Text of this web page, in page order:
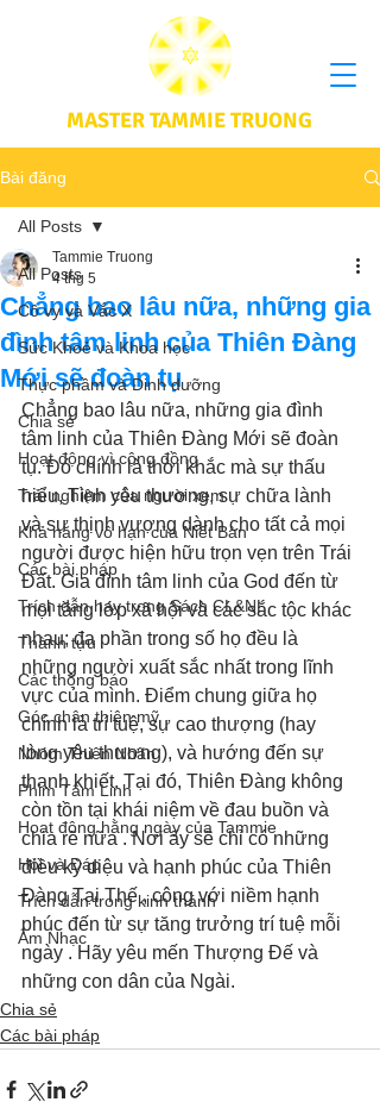
MASTER TAMMIE TRUONG
Bài đăng
All Posts
Cô vy và Vắc X
Sức Khoẻ và Khoa học
Thực phầm và Dinh dưỡng
Chia sẻ
Hoạt động vì cộng đồng
Trải nghiệm của người xem
Khả năng vô hạn của Niết Bàn
Các bài pháp
Trích dẫn hay trong Sách CL&NL
Thành tựu
Các thông báo
Góc chân thiện mỹ
Nhóm Thiên Nhãn
Phim Tâm Linh
Hoạt động hằng ngày của Tammie
Hỏi và Đáp
Trích dẫn trong kinh thánh
Âm Nhạc
All Posts
Chẳng bao lâu nữa, những gia
đình tâm linh của Thiên Đàng
Mới sẽ đoàn tụ
Tammie Truong
4 thg 5
Chẳng bao lâu nữa, những gia đình
tâm linh của Thiên Đàng Mới sẽ đoàn
tụ. Đó chính là thời khắc mà sự thấu
hiểu, Tình yêu thương, sự chữa lành
và sự thịnh vượng dành cho tất cả mọi
người được hiện hữu trọn vẹn trên Trái
Đất. Gia đình tâm linh của God đến từ
mọi tầng lớp xã hội và các sắc tộc khác
nhau; đa phần trong số họ đều là
những người xuất sắc nhất trong lĩnh
vực của mình. Điểm chung giữa họ
chính là trí tuệ, sự cao thượng (hay
lòng yêu thương), và hướng đến sự
thanh khiết. Tại đó, Thiên Đàng không
còn tồn tại khái niệm về đau buồn và
chia rẽ nữa . Nơi ấy sẽ chỉ có những
điều kỳ diệu và hạnh phúc của Thiên
Đàng Tại Thế , cộng với niềm hạnh
phúc đến từ sự tăng trưởng trí tuệ mỗi
ngày . Hãy yêu mến Thượng Đế và
những con dân của Ngài.
Chia sẻ
Các bài pháp